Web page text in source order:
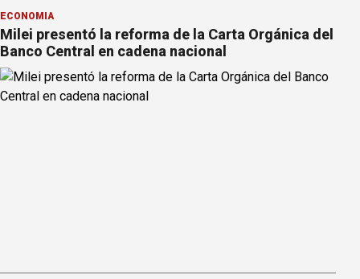
ECONOMÍA
Milei presentó la reforma de la Carta Orgánica del
Banco Central en cadena nacional